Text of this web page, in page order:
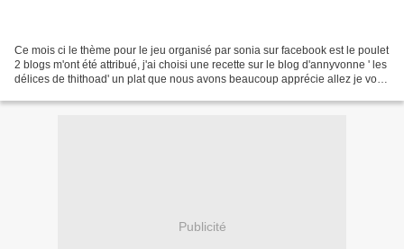
Ce mois ci le thème pour le jeu organisé par sonia sur facebook est le poulet
2 blogs m'ont été attribué, j'ai choisi une recette sur le blog d'annyvonne ' les
délices de thithoad' un plat que nous avons beaucoup apprécie allez je vous
Publicité